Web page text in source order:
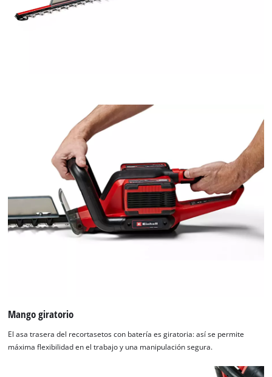
Mango giratorio
El asa trasera del recortasetos con batería es giratoria: así se permite
máxima flexibilidad en el trabajo y una manipulación segura.